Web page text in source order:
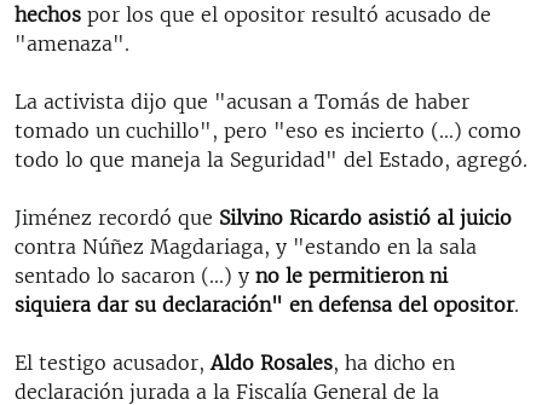
hechos por los que el opositor resultó acusado de
"amenaza".
La activista dijo que "acusan a Tomás de haber
tomado un cuchillo", pero "eso es incierto (...) como
todo lo que maneja la Seguridad" del Estado, agregó.
Jiménez recordó que Silvino Ricardo asistió al juicio
contra Núñez Magdariaga, y "estando en la sala
sentado lo sacaron (...) y no le permitieron ni
siquiera dar su declaración" en defensa del opositor.
El testigo acusador, Aldo Rosales, ha dicho en
declaración jurada a la Fiscalía General de la